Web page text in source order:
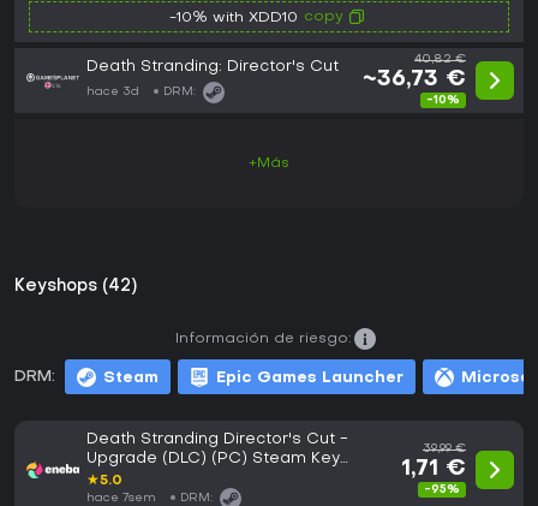
-10% with XDD10 copy
Death Stranding: Director's Cut
hace 3d DRM:
40,82 €
~36,73 €
-10%
+Más
Keyshops (42)
DRM: Steam Epic Games Launcher
Información de riesgo:
Death Stranding Director's Cut -
Upgrade (DLC) (PC) Steam Key
GLOBAL
★5.0
hace 7sem DRM:
39,99 €
1,71 €
-95%